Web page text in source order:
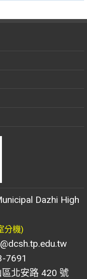
Dazhi High
分機)
7691
北安路 420 號